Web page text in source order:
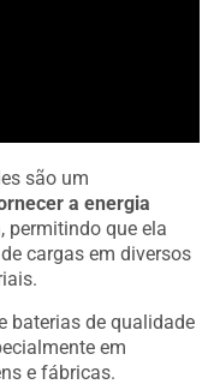
são um
a energia
permitindo que ela
cargas em diversos
baterias de qualidade
em
e fábricas.